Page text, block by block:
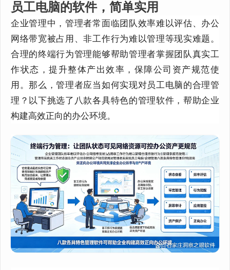
员工电脑的软件，简单实用
企业管理中，管理者常面临团队效率难以评估、办公
网络带宽被占用、非工作行为难以管理等现实难题。
合理的终端行为管理能够帮助管理者掌握团队真实工
作状态，提升整体产出效率，保障公司资产规范使
用。那么，管理者应当如何实现对员工电脑的合理管
理？以下挑选了八款各具特色的管理软件，帮助企业
构建高效正向的办公环境。